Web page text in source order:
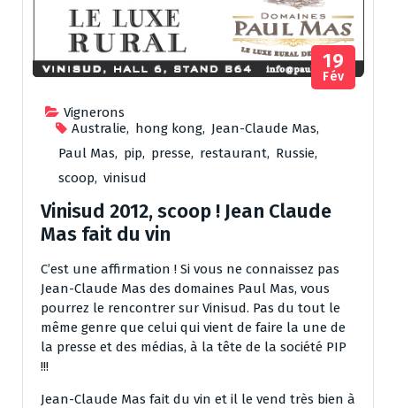
Vignerons
Australie, hong kong, Jean-Claude Mas,
Paul Mas, pip, presse, restaurant, Russie,
scoop, vinisud
19
Fév
Vinisud 2012, scoop ! Jean Claude
Mas fait du vin
C’est une affirmation ! Si vous ne connaissez pas
Jean-Claude Mas des domaines Paul Mas, vous
pourrez le rencontrer sur Vinisud. Pas du tout le
même genre que celui qui vient de faire la une de
la presse et des médias, à la tête de la société PIP
!!!
Jean-Claude Mas fait du vin et il le vend très bien à